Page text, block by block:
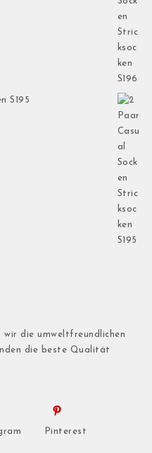
S195
wir die umweltfreundlichen
die beste Qualität
Pinterest